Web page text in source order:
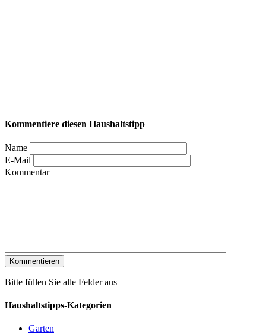
Kommentiere diesen Haushaltstipp
Name
E-Mail
Kommentar
Bitte füllen Sie alle Felder aus
Haushaltstipps-Kategorien
Garten